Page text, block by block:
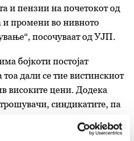
и пензии на почетокот од
и промени во нивното
посочуваат од УЈП.
бојкоти постојат
дали се тие вистинскиот
високите цени. Додека
синдикатите, па
аналитичарите имаат